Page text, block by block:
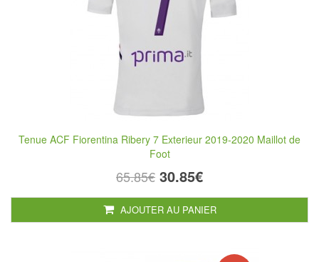
Tenue ACF Fiorentina Ribery 7 Exterieur 2019-2020 Maillot de
Foot
65.85€ 30.85€
AJOUTER AU PANIER